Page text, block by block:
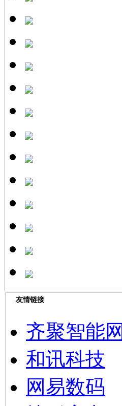
友情链接
齐聚智能网
和讯科技
网易数码